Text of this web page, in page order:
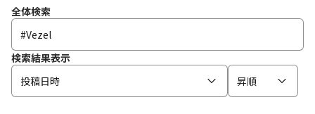
全体検索
検索結果表示
投稿日時
昇順